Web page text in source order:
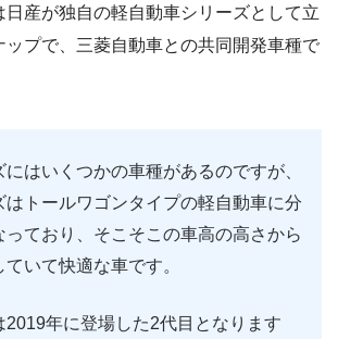
日産が独自の軽自動車シリーズとして立
ップで、三菱自動車との共同開発車種で
はいくつかの車種があるのですが、
はトールワゴンタイプの軽自動車に分
っており、そこそこの車高の高さから
いて快適な車です。
2019年に登場した2代目となります